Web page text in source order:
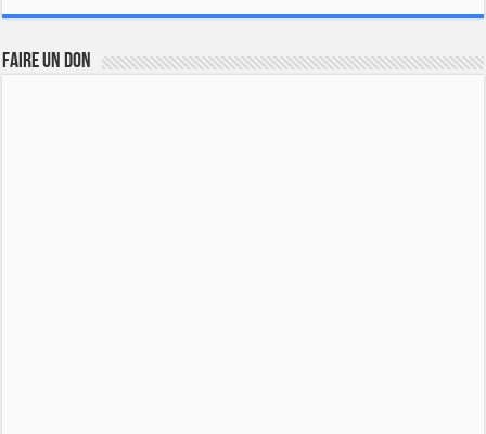
FAIRE UN DON